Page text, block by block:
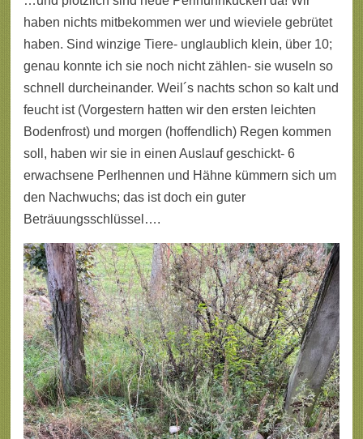
haben nichts mitbekommen wer und wieviele gebrütet
haben. Sind winzige Tiere- unglaublich klein, über 10;
genau konnte ich sie noch nicht zählen- sie wuseln so
schnell durcheinander. Weil´s nachts schon so kalt und
feucht ist (Vorgestern hatten wir den ersten leichten
Bodenfrost) und morgen (hoffendlich) Regen kommen
soll, haben wir sie in einen Auslauf geschickt- 6
erwachsene Perlhennen und Hähne kümmern sich um
den Nachwuchs; das ist doch ein guter
Beträuungsschlüssel….